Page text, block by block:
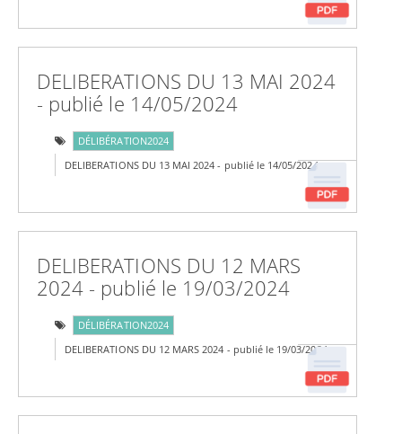
DELIBERATIONS DU 13 MAI 2024
- publié le 14/05/2024
DÉLIBÉRATION2024
DELIBERATIONS DU 13 MAI 2024 - publié le 14/05/2024
DELIBERATIONS DU 12 MARS
2024 - publié le 19/03/2024
DÉLIBÉRATION2024
DELIBERATIONS DU 12 MARS 2024 - publié le 19/03/2024